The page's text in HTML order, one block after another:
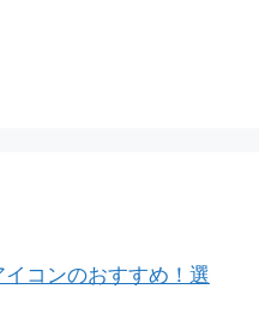
コンのおすすめ！選